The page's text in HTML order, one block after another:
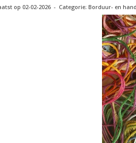
op 02-02-2026 - Categorie: Borduur- en